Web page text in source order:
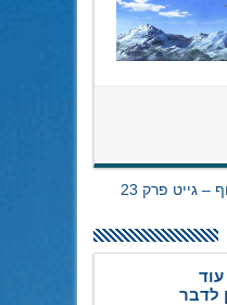
גייט פרק 23
עם פרק 6? עוד
לדבר